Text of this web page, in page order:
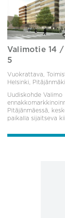
Valimotie 14
5
Vuokrattava,
Helsinki,
Uudiskohde Valimo
Pitäjänmäessä,
paikalla sijaitseva